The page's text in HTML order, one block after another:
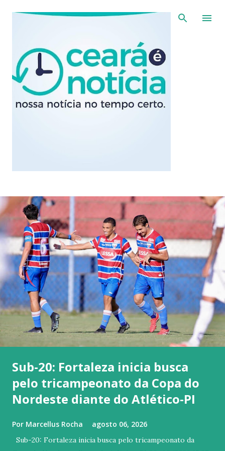
Pular para o conteúdo principal
Sub-20: Fortaleza inicia busca
pelo tricampeonato da Copa do
Nordeste diante do Atlético-PI
Por Marcellus Rocha agosto 06, 2026
Sub-20: Fortaleza inicia busca pelo tricampeonato da